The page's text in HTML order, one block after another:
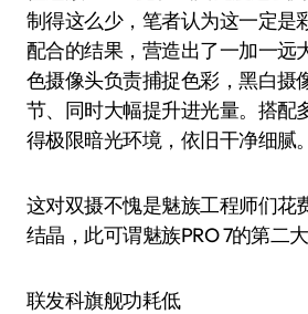
制得这么少，笔者认为这一定是
配合的结果，营造出了一加一远
色摄像头负责捕捉色彩，黑白摄
节、同时大幅提升进光量。搭配
得极限暗光环境，依旧干净细腻。
这对双摄不愧是魅族工程师们花
结晶，此可谓魅族PRO 7的第二大
联发科旗舰功耗低